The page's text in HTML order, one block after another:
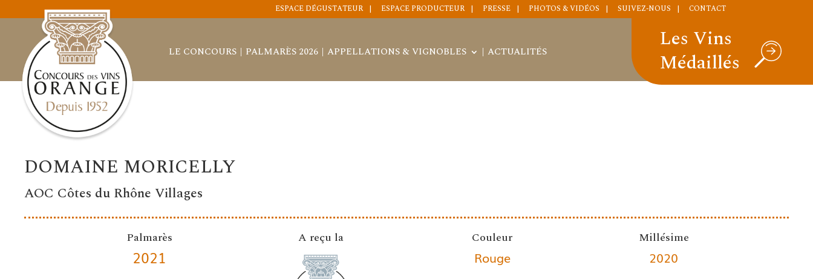
ESPACE DÉGUSTATEUR ESPACE PRODUCTEUR PRESSE PHOTOS & VIDÉOS SUIVEZ-NOUS CONTACT
LE CONCOURS PALMARÈS 2026 APPELLATIONS & VIGNOBLES ACTUALITÉS
Les Vins
Médaillés
DOMAINE MORICELLY
AOC Côtes du Rhône Villages
Palmarès
2021
A reçu la Couleur
Rouge
Millésime
2020